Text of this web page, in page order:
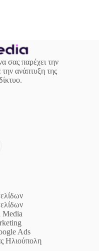
σας παρέχει την
την ανάπτυξη της
Media
Ads
Ηλιούπολη